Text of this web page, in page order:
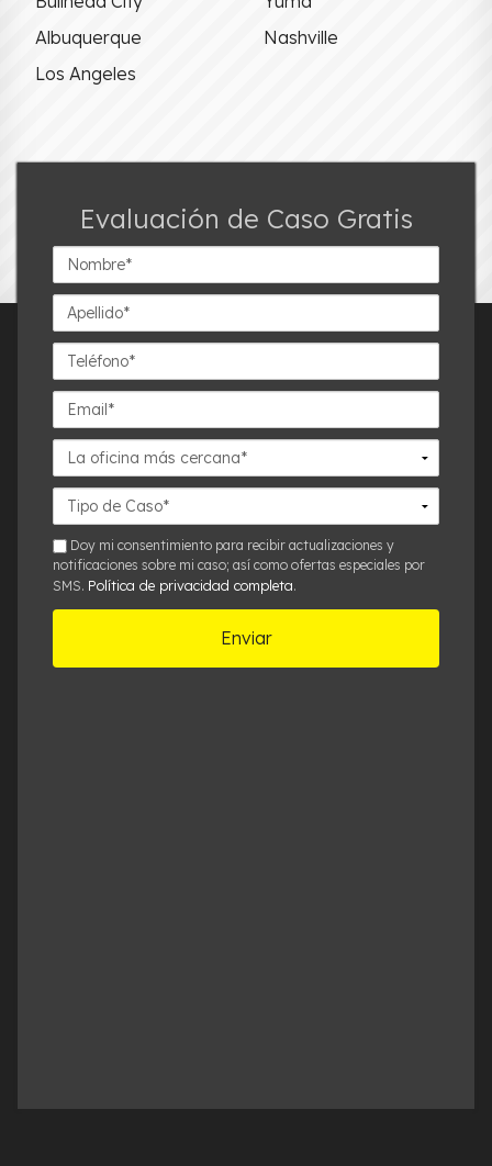
Albuquerque
Nashville
Los Angeles
Evaluación de Caso Gratis
Nombre*
Apellido*
Teléfono*
Email*
La
oficina
más
cercana*
Detalles
del
Caso*
smsDoy mi consentimiento para recibir actualizaciones y
notificaciones sobre mi caso; así como ofertas especiales por
SMS. Política de privacidad completa.